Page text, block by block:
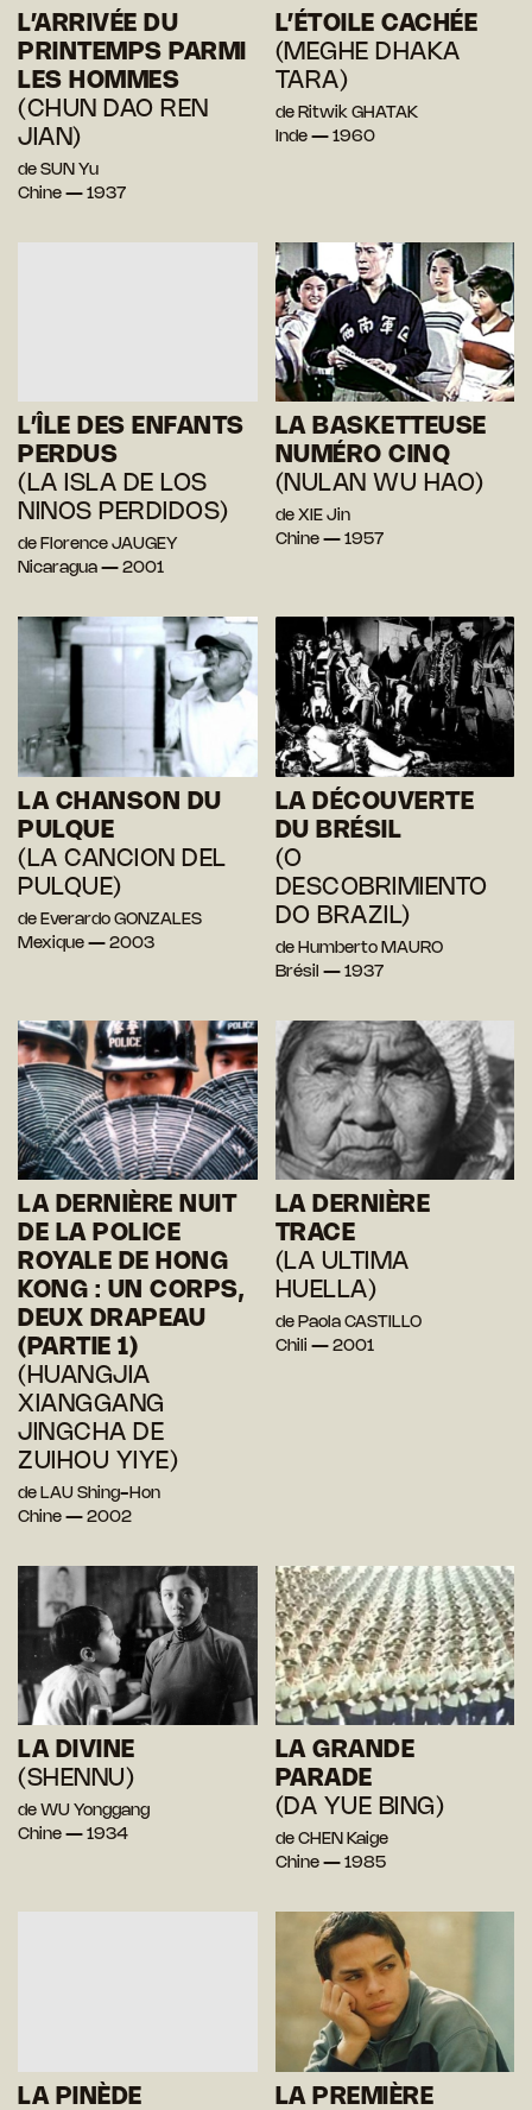
L’ARRIVÉE DU
PRINTEMPS PARMI
LES HOMMES
(CHUN DAO REN
JIAN)
de SUN Yu
Chine — 1937
L’ÉTOILE CACHÉE
(MEGHE DHAKA
TARA)
de Ritwik GHATAK
Inde — 1960
L’ÎLE DES ENFANTS
PERDUS
(LA ISLA DE LOS
NINOS PERDIDOS)
de Florence JAUGEY
Nicaragua — 2001
LA BASKETTEUSE
NUMÉRO CINQ
(NULAN WU HAO)
de XIE Jin
Chine — 1957
LA CHANSON DU
PULQUE
(LA CANCION DEL
PULQUE)
de Everardo GONZALES
Mexique — 2003
LA DÉCOUVERTE
DU BRÉSIL
(O
DESCOBRIMIENTO
DO BRAZIL)
de Humberto MAURO
Brésil — 1937
LA DERNIÈRE NUIT
DE LA POLICE
ROYALE DE HONG
KONG : UN CORPS,
DEUX DRAPEAU
(PARTIE 1)
(HUANGJIA
XIANGGANG
JINGCHA DE
ZUIHOU YIYE)
de LAU Shing-Hon
Chine — 2002
LA DERNIÈRE
TRACE
(LA ULTIMA
HUELLA)
de Paola CASTILLO
Chili — 2001
LA DIVINE
(SHENNU)
de WU Yonggang
Chine — 1934
LA GRANDE
PARADE
(DA YUE BING)
de CHEN Kaige
Chine — 1985
LA PINÈDE
LA PREMIÈRE